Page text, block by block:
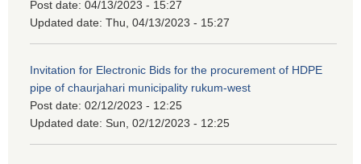
Post date: 04/13/2023 - 15:27
Updated date: Thu, 04/13/2023 - 15:27
Invitation for Electronic Bids for the procurement of HDPE
pipe of chaurjahari municipality rukum-west
Post date: 02/12/2023 - 12:25
Updated date: Sun, 02/12/2023 - 12:25